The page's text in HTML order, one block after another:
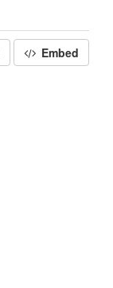
Embed